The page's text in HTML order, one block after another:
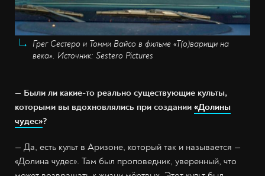
Грег Сестеро и Томми Вайсо в фильме «Т(о)варищи на
века». Источник: Sestero Pictures
— Были ли какие-то реально существующие культы,
которыми вы вдохновлялись при создании «Долины
чудес»?
— Да, есть культ в Аризоне, который так и называется —
«Долина чудес». Там был проповедник, уверенный, что